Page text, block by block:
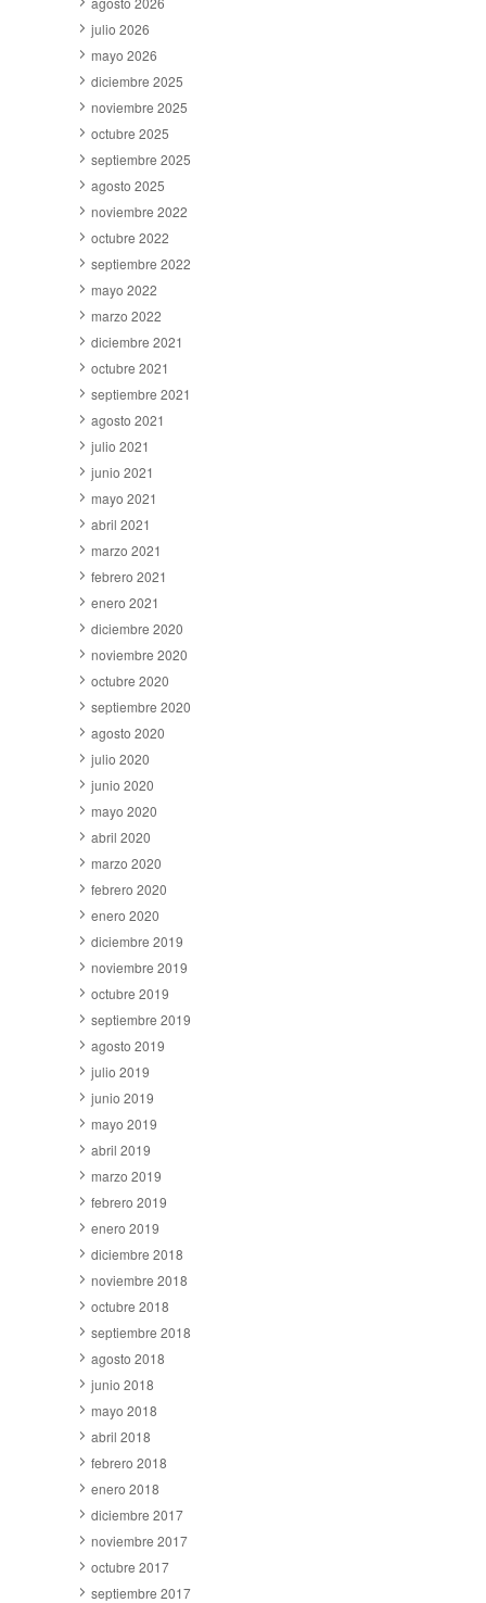
julio 2026
mayo 2026
diciembre 2025
noviembre 2025
octubre 2025
septiembre 2025
agosto 2025
noviembre 2022
octubre 2022
septiembre 2022
mayo 2022
marzo 2022
diciembre 2021
octubre 2021
septiembre 2021
agosto 2021
julio 2021
junio 2021
mayo 2021
abril 2021
marzo 2021
febrero 2021
enero 2021
diciembre 2020
noviembre 2020
octubre 2020
septiembre 2020
agosto 2020
julio 2020
junio 2020
mayo 2020
abril 2020
marzo 2020
febrero 2020
enero 2020
diciembre 2019
noviembre 2019
octubre 2019
septiembre 2019
agosto 2019
julio 2019
junio 2019
mayo 2019
abril 2019
marzo 2019
febrero 2019
enero 2019
diciembre 2018
noviembre 2018
octubre 2018
septiembre 2018
agosto 2018
junio 2018
mayo 2018
abril 2018
febrero 2018
enero 2018
diciembre 2017
noviembre 2017
octubre 2017
septiembre 2017